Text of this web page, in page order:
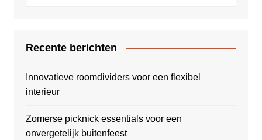
Recente berichten
Innovatieve roomdividers voor een flexibel
interieur
Zomerse picknick essentials voor een
onvergetelijk buitenfeest